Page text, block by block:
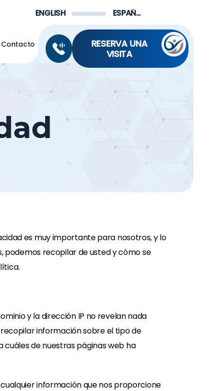
Contacto
RESERVA UNA
VISITA
es muy importante para nosotros, y lo
podemos recopilar de usted y cómo se
y la dirección IP no revelan nada
información sobre el tipo de
cuáles de nuestras páginas web ha
información que nos proporcione
ENGLISH ESPAÑOL DE MÉXICO